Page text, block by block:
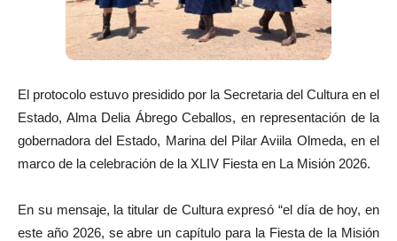
El protocolo estuvo presidido por la Secretaria del Cultura en el
Estado, Alma Delia Ábrego Ceballos, en representación de la
gobernadora del Estado, Marina del Pilar Aviila Olmeda, en el
marco de la celebración de la XLIV Fiesta en La Misión 2026.
En su mensaje, la titular de Cultura expresó “el día de hoy, en
este año 2026, se abre un capítulo para la Fiesta de la Misión